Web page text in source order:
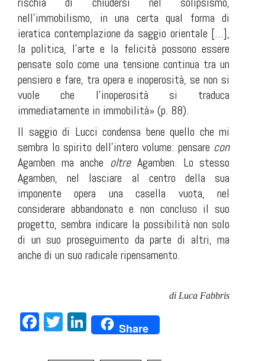
nell’immobilismo, in una certa qual forma di
ieratica contemplazione da saggio orientale […],
la politica, l’arte e la felicità possono essere
pensate solo come una tensione continua tra un
pensiero e fare, tra opera e inoperosità, se non si
vuole che l’inoperosità si traduca
immediatamente in immobilità» (p. 88).
Il saggio di Lucci condensa bene quello che mi
sembra lo spirito dell’intero volume: pensare con
Agamben ma anche oltre Agamben. Lo stesso
Agamben, nel lasciare al centro della sua
imponente opera una casella vuota, nel
considerare abbandonato e non concluso il suo
progetto, sembra indicare la possibilità non solo
di un suo proseguimento da parte di altri, ma
anche di un suo radicale ripensamento.
di Luca Fabbris
Facebook
TwitterLinkedIn
Share